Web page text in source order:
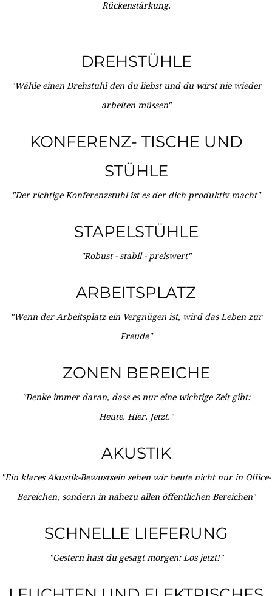
Rückenstärkung.
DREHSTÜHLE
"Wähle einen Drehstuhl den du liebst und du wirst nie wieder
arbeiten müssen"
KONFERENZ- TISCHE UND
STÜHLE
"Der richtige Konferenzstuhl ist es der dich produktiv macht"
STAPELSTÜHLE
"Robust - stabil - preiswert"
ARBEITSPLATZ
"Wenn der Arbeitsplatz ein Vergnügen ist, wird das Leben zur
Freude"
ZONEN BEREICHE
"Denke immer daran, dass es nur eine wichtige Zeit gibt:
Heute. Hier. Jetzt."
AKUSTIK
"Ein klares Akustik-Bewustsein sehen wir heute nicht nur in Office-
Bereichen, sondern in nahezu allen öffentlichen Bereichen"
SCHNELLE LIEFERUNG
"Gestern hast du gesagt morgen: Los jetzt!"